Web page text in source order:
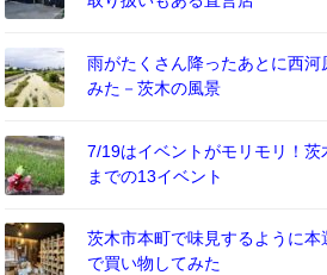
雨がたくさん降ったあとに西
みた－茨木の風景
7/19はイベントがモリモリ！
までの13イベント
茨木市本町で味見するように本
で買い物してみた